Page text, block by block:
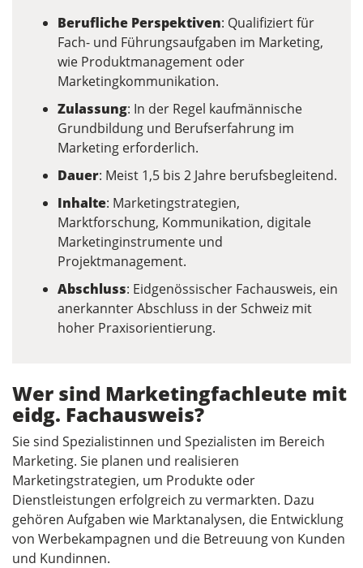
Berufliche Perspektiven: Qualifiziert für
Fach- und Führungsaufgaben im Marketing,
wie Produktmanagement oder
Marketingkommunikation.
Zulassung: In der Regel kaufmännische
Grundbildung und Berufserfahrung im
Marketing erforderlich.
Dauer: Meist 1,5 bis 2 Jahre berufsbegleitend.
Inhalte: Marketingstrategien,
Marktforschung, Kommunikation, digitale
Marketinginstrumente und
Projektmanagement.
Abschluss: Eidgenössischer Fachausweis, ein
anerkannter Abschluss in der Schweiz mit
hoher Praxisorientierung.
Wer sind Marketingfachleute mit
eidg. Fachausweis?
Sie sind Spezialistinnen und Spezialisten im Bereich
Marketing. Sie planen und realisieren
Marketingstrategien, um Produkte oder
Dienstleistungen erfolgreich zu vermarkten. Dazu
gehören Aufgaben wie Marktanalysen, die Entwicklung
von Werbekampagnen und die Betreuung von Kunden
und Kundinnen.